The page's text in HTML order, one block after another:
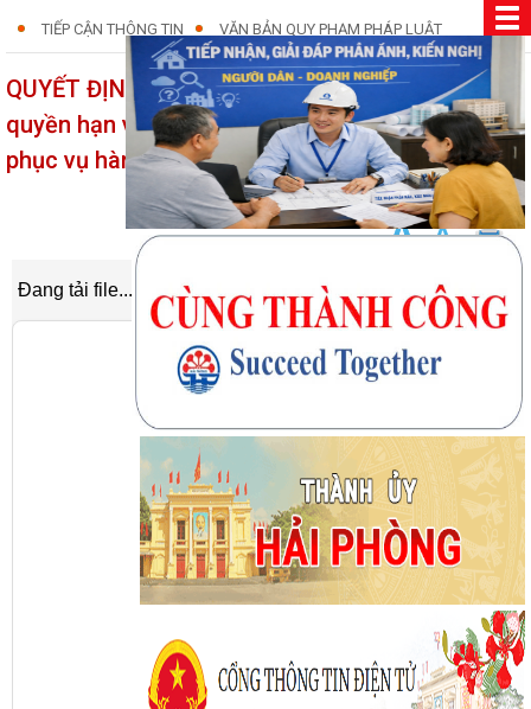
TIẾP CẬN THÔNG TIN VĂN BẢN QUY PHẠM PHÁP LUẬT
QUYẾT ĐỊNH: Quy định chức năng, nhiệm vụ,
quyền hạn và cơ cấu tổ chức của Trung tâm
phục vụ hành chính công xã An Quang
01/08/2025